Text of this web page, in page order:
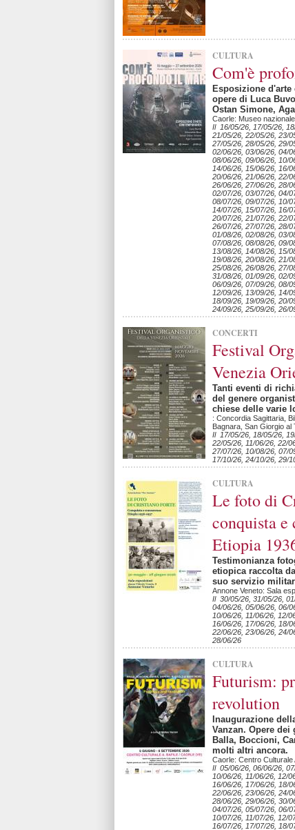
CULTURA
Com'è
Esposizione
opere di Luca
Ostan Simone,
Caorle: Museo
Il 16/05/26, 17/05/26,
21/05/26, 22/05/26, 23/
27/05/26, 28/05/26, 29/
02/06/26, 03/06/26, 04/
08/06/26, 09/06/26, 10/
14/06/26, 15/06/26, 16/
20/06/26, 21/06/26, 22/
26/06/26, 27/06/26, 28/
02/07/26, 03/07/26, 04/
08/07/26, 09/07/26, 10/
14/07/26, 15/07/26, 16/
20/07/26, 21/07/26, 22/
26/07/26, 27/07/26, 28/
01/08/26, 02/08/26, 03/
07/08/26, 08/08/26, 09/
13/08/26, 14/08/26, 15/
19/08/26, 20/08/26, 21/
25/08/26, 26/08/26, 27/
31/08/26, 01/09/26, 02/
06/09/26, 07/09/26, 08/
12/09/26, 13/09/26, 14/
18/09/26, 19/09/26, 20/
24/09/26, 25/09/26, 26/
CONCERTI
Festival
Venezia
Tanti eventi di
del genere
chiese delle varie
: Concordia Sagittaria,
Bagnara, San Giorgio al
Il 17/05/26, 18/05/26,
22/05/26, 11/06/26, 22/
27/07/26, 10/08/26, 07/
17/10/26, 24/10/26, 29/
CULTURA
Le foto di
conquista e
Etiopia
Testimonianza
etiopica raccolta
suo servizio
Annone Veneto: Sala
Il 30/05/26, 31/05/26,
04/06/26, 05/06/26, 06/
10/06/26, 11/06/26, 12/
16/06/26, 17/06/26, 18/
22/06/26, 23/06/26, 24/
28/06/26
CULTURA
Futurism:
revolution
Inaugurazione
Vanzan. Opere
Balla, Boccioni,
molti altri ancora.
Caorle: Centro Culturale
Il 05/06/26, 06/06/26,
10/06/26, 11/06/26, 12/
16/06/26, 17/06/26, 18/
22/06/26, 23/06/26, 24/
28/06/26, 29/06/26, 30/
04/07/26, 05/07/26, 06/
10/07/26, 11/07/26, 12/
16/07/26, 17/07/26, 18/